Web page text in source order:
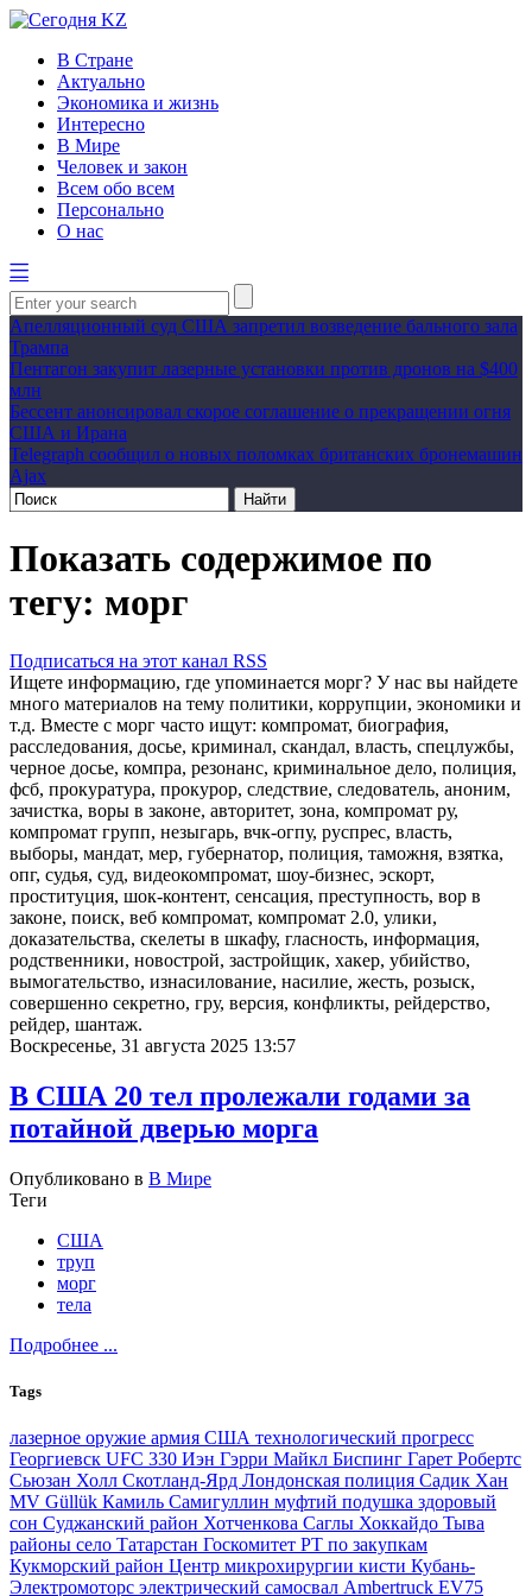
В Стране
Актуально
Экономика и жизнь
Интересно
В Мире
Человек и закон
Всем обо всем
Персонально
О нас
Апелляционный суд США запретил возведение бального зала
Трампа
Пентагон закупит лазерные установки против дронов на $400
млн
Бессент анонсировал скорое соглашение о прекращении огня
США и Ирана
Telegraph сообщил о новых поломках британских бронемашин
Ajax
Показать содержимое по
тегу: морг
Подписаться на этот канал RSS
Ищете информацию, где упоминается морг? У нас вы найдете
много материалов на тему политики, коррупции, экономики и
т.д. Вместе с морг часто ищут: компромат, биография,
расследования, досье, криминал, скандал, власть, спецлужбы,
черное досье, компра, резонанс, криминальное дело, полиция,
фсб, прокуратура, прокурор, следствие, следователь, аноним,
зачистка, воры в законе, авторитет, зона, компромат ру,
компромат групп, незыгарь, вчк-огпу, руспрес, власть,
выборы, мандат, мер, губернатор, полиция, таможня, взятка,
опг, судья, суд, видеокомпромат, шоу-бизнес, эскорт,
проституция, шок-контент, сенсация, преступность, вор в
законе, поиск, веб компромат, компромат 2.0, улики,
доказательства, скелеты в шкафу, гласность, информация,
родственники, новострой, застройщик, хакер, убийство,
вымогательство, изнасилование, насилие, жесть, розыск,
совершенно секретно, гру, версия, конфликты, рейдерство,
рейдер, шантаж.
Воскресенье, 31 августа 2025 13:57
В США 20 тел пролежали годами за
потайной дверью морга
Опубликовано в В Мире
Теги
США
труп
морг
тела
Подробнее ...
Tags
лазерное оружие армия США технологический прогресс
Георгиевск UFC 330 Иэн Гэрри Майкл Биспинг Гарет Робертс
Сьюзан Холл Скотланд-Ярд Лондонская полиция Садик Хан
MV Güllük Камиль Самигуллин муфтий подушка здоровый
сон Суджанский район Хотченкова Саглы Хоккайдо Тыва
районы село Татарстан Госкомитет РТ по закупкам
Кукморский район Центр микрохирургии кисти Кубань-
Электромоторс электрический самосвал Ambertruck EV75